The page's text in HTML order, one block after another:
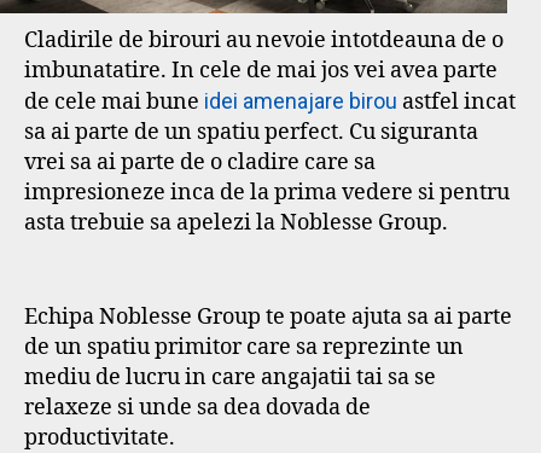
Cladirile de birouri au nevoie intotdeauna de o
imbunatatire. In cele de mai jos vei avea parte
de cele mai bune idei amenajare birou astfel incat
sa ai parte de un spatiu perfect. Cu siguranta
vrei sa ai parte de o cladire care sa
impresioneze inca de la prima vedere si pentru
asta trebuie sa apelezi la Noblesse Group.
Echipa Noblesse Group te poate ajuta sa ai parte
de un spatiu primitor care sa reprezinte un
mediu de lucru in care angajatii tai sa se
relaxeze si unde sa dea dovada de
productivitate.